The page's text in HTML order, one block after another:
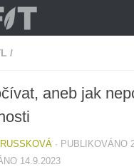
/
aneb jak
· PUBLIKOVÁNO
14.9.2023